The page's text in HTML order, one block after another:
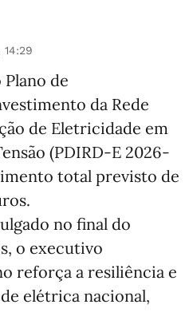
14:29
de
da Rede
de Eletricidade em
(PDIRD-E 2026-
total previsto de
no final do
o executivo
reforça a resiliência e
elétrica nacional,